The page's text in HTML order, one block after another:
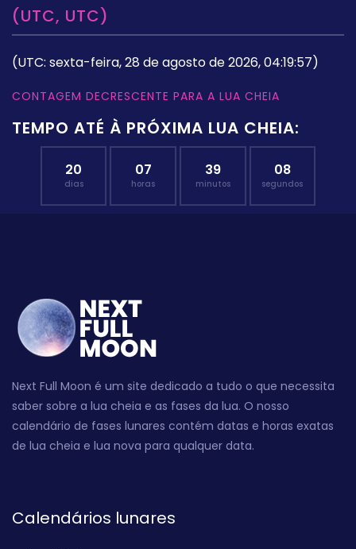
(UTC, UTC)
(UTC: sexta-feira, 28 de agosto de 2026, 04:19:57)
CONTAGEM DECRESCENTE PARA A LUA CHEIA
TEMPO ATÉ À PRÓXIMA LUA CHEIA:
20
dias
07
horas
39
minutos
07
segundos
Next Full Moon é um site dedicado a tudo o que necessita
saber sobre a lua cheia e as fases da lua. O nosso
calendário de fases lunares contém datas e horas exatas
de lua cheia e lua nova para qualquer data.
Calendários lunares